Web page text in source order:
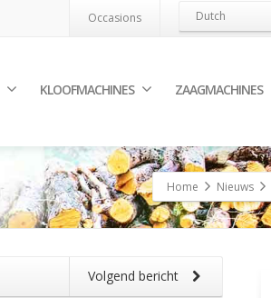
Occasions Dutch
KLOOFMACHINES ZAAGMACHINES
Home Nieuws
Volgend bericht